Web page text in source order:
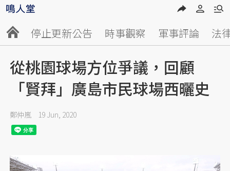
停止更新公告 時事觀察 軍事評論 法
從桃園球場方位爭議，回顧
「賢拜」廣島市民球場西曬史
鄭仲嵐 19 Jun, 2020